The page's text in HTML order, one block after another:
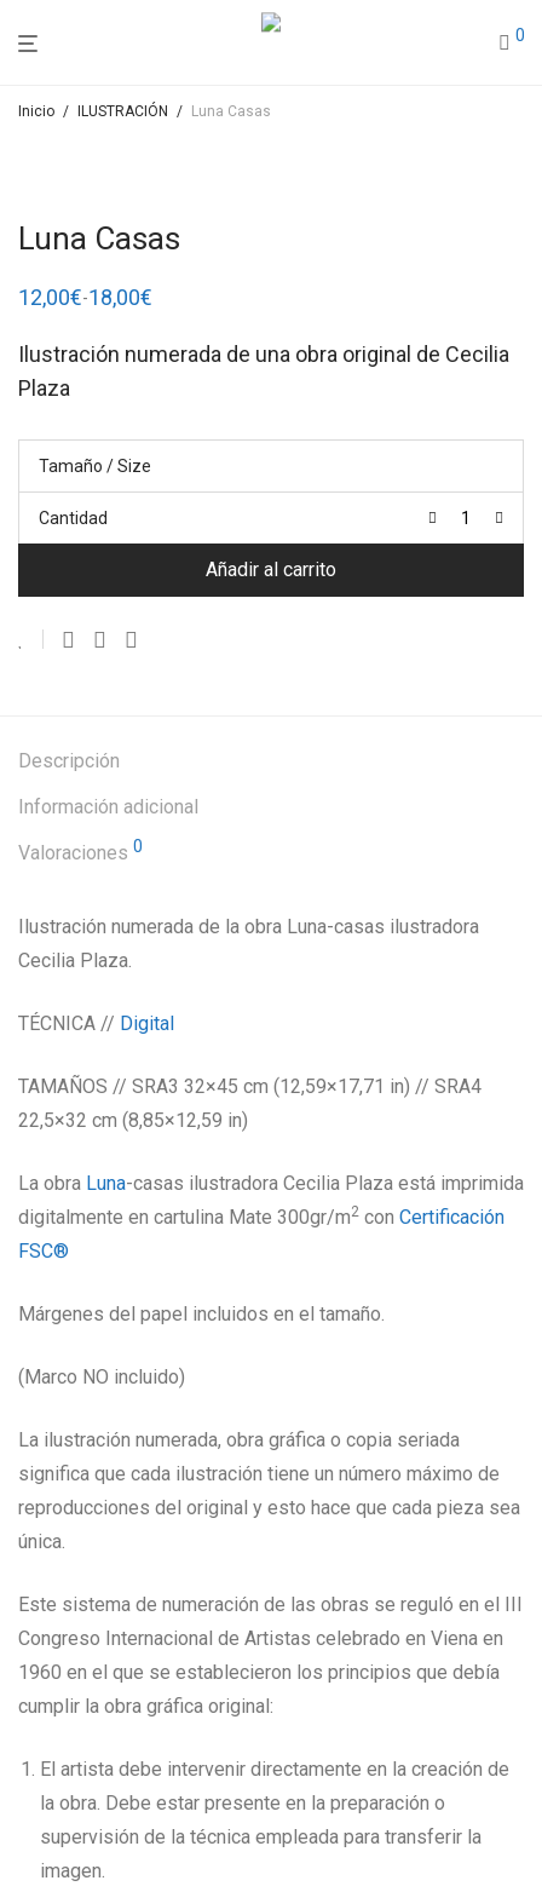
0
Inicio / ILUSTRACIÓN / Luna Casas
Luna Casas
12,00€-18,00€
Rango
desde
hasta
Ilustración numerada de una obra original de Cecilia
Plaza
Tamaño / Size
Cantidad
Añadir al carrito
Descripción
Información adicional
Valoraciones 0
Ilustración numerada de la obra Luna-casas ilustradora
Cecilia Plaza.
TÉCNICA // Digital
TAMAÑOS // SRA3 32×45 cm (12,59×17,71 in) // SRA4
22,5×32 cm (8,85×12,59 in)
La obra Luna-casas ilustradora Cecilia Plaza está imprimida
digitalmente en cartulina Mate 300gr/m2 con Certificación
FSC®
Márgenes del papel incluidos en el tamaño.
(Marco NO incluido)
La ilustración numerada, obra gráfica o copia seriada
significa que cada ilustración tiene un número máximo de
reproducciones del original y esto hace que cada pieza sea
única.
Este sistema de numeración de las obras se reguló en el III
Congreso Internacional de Artistas celebrado en Viena en
1960 en el que se establecieron los principios que debía
cumplir la obra gráfica original:
El artista debe intervenir directamente en la creación de
la obra. Debe estar presente en la preparación o
supervisión de la técnica empleada para transferir la
imagen.